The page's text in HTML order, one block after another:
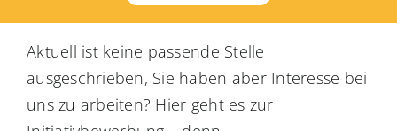
Aktuell ist keine passende Stelle
ausgeschrieben, Sie haben aber Interesse bei
uns zu arbeiten? Hier geht es zur